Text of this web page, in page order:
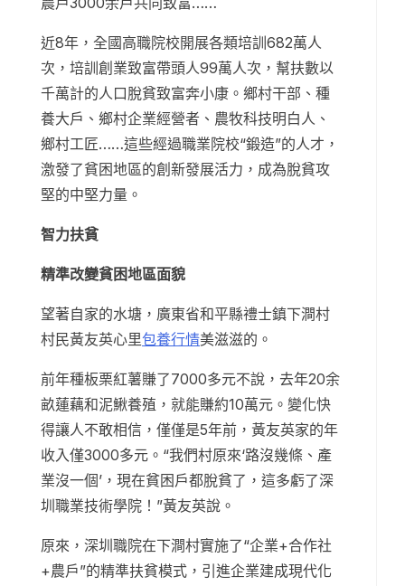
近8年，全國高職院校開展各類培訓682萬人
次，培訓創業致富帶頭人99萬人次，幫扶數以
千萬計的人口脫貧致富奔小康。鄉村干部、種
養大戶、鄉村企業經營者、農牧科技明白人、
鄉村工匠……這些經過職業院校“鍛造”的人才，
激發了貧困地區的創新發展活力，成為脫貧攻
堅的中堅力量。
智力扶貧
精準改變貧困地區面貌
望著自家的水塘，廣東省和平縣禮士鎮下澗村
村民黃友英心里包養行情美滋滋的。
前年種板栗紅薯賺了7000多元不說，去年20余
畝蓮藕和泥鰍養殖，就能賺約10萬元。變化快
得讓人不敢相信，僅僅是5年前，黃友英家的年
收入僅3000多元。“我們村原來‘路沒幾條、產
業沒一個’，現在貧困戶都脫貧了，這多虧了深
圳職業技術學院！”黃友英說。
原來，深圳職院在下澗村實施了“企業+合作社
+農戶”的精準扶貧模式，引進企業建成現代化